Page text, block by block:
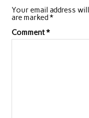
Your email address
are marked*
Comment*